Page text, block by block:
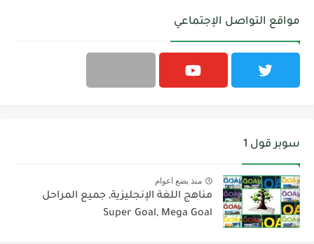
مواقع التواصل الإجتماعي
سوبر قول 1
منذ بضع اعوام
مناهج اللغة الإنجليزية, جميع المراحل
Super Goal, Mega Goal